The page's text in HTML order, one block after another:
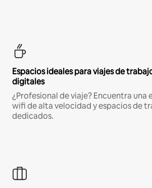
Espacios ideales para viajes de
digitales
¿Profesional de viaje? Encuentra una
wifi de alta velocidad y espacios de
dedicados.